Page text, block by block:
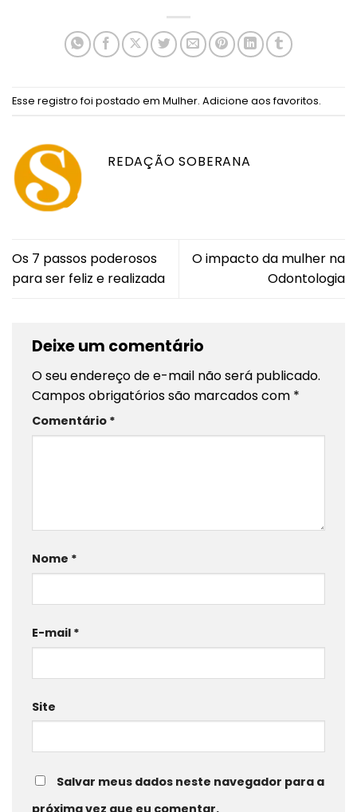
Esse registro foi postado em Mulher. Adicione aos favoritos.
REDAÇÃO SOBERANA
Os 7 passos poderosos
para ser feliz e realizada
O impacto da mulher na
Odontologia
Deixe um comentário
O seu endereço de e-mail não será publicado.
Campos obrigatórios são marcados com *
Comentário *
Nome *
E-mail *
Site
Salvar meus dados neste navegador para a